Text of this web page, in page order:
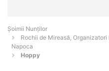
Șoimii Nunților
Rochii de Mireasă,
Napoca
Hoppy